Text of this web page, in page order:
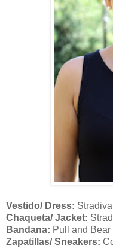
Vestido/ Dress:
Chaqueta/ Jacket:
Bandana: Pull and Bear
Zapatillas/ Sneakers: